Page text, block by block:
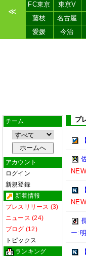
≪
FC東京
東京V
藤枝
名古屋
愛媛
今治
チーム
アカウント
ログイン
新規登録
新着情報
プレスリリース (3)
ニュース (24)
ブログ (12)
トピックス
ランキング
プ
NEW
NEW
ー: